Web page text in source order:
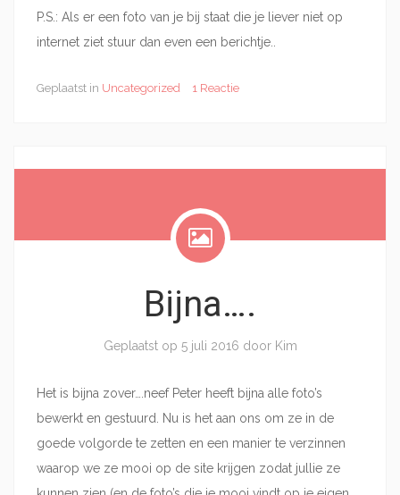
P.S.: Als er een foto van je bij staat die je liever niet op
internet ziet stuur dan even een berichtje..
Geplaatst in Uncategorized 1 Reactie
Bijna….
Geplaatst op 5 juli 2016 door Kim
Het is bijna zover….neef Peter heeft bijna alle foto’s
bewerkt en gestuurd. Nu is het aan ons om ze in de
goede volgorde te zetten en een manier te verzinnen
waarop we ze mooi op de site krijgen zodat jullie ze